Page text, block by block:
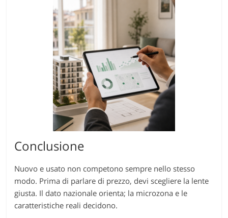
Conclusione
Nuovo e usato non competono sempre nello stesso
modo. Prima di parlare di prezzo, devi scegliere la lente
giusta. Il dato nazionale orienta; la microzona e le
caratteristiche reali decidono.